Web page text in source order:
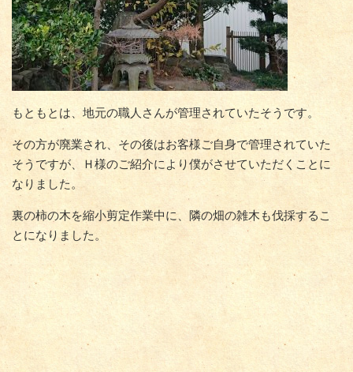
もともとは、地元の職人さんが管理されていたそうです。
その方が廃業され、その後はお客様ご自身で管理されていた
そうですが、Ｈ様のご紹介により僕がさせていただくことに
なりました。
裏の柿の木を縮小剪定作業中に、隣の畑の雑木も伐採するこ
とになりました。